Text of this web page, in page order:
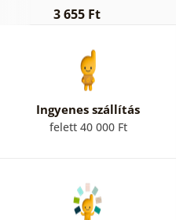
3 655 Ft
Ingyenes szállítás
felett 40 000 Ft